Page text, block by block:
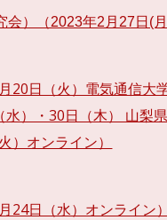
）（2023年2月27日(
日（火）電気通信大学
）・30日（木） 山梨県
）オンライン）
日（水）オンライン）